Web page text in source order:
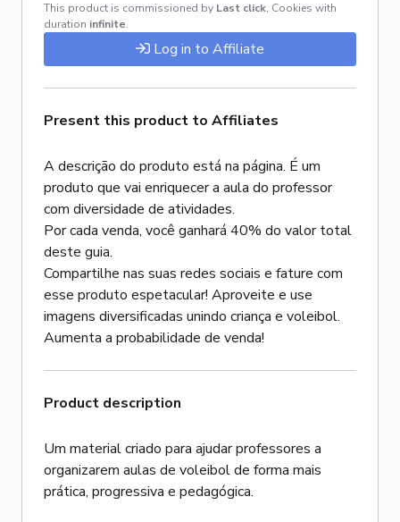
This product is commissioned by Last click, Cookies with
duration infinite.
Log in to Affiliate
Present this product to Affiliates
A descrição do produto está na página. É um
produto que vai enriquecer a aula do professor
com diversidade de atividades.
Por cada venda, você ganhará 40% do valor total
deste guia.
Compartilhe nas suas redes sociais e fature com
esse produto espetacular! Aproveite e use
imagens diversificadas unindo criança e voleibol.
Aumenta a probabilidade de venda!
Product description
Um material criado para ajudar professores a
organizarem aulas de voleibol de forma mais
prática, progressiva e pedagógica.